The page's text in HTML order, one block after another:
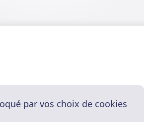
par vos choix de cookies